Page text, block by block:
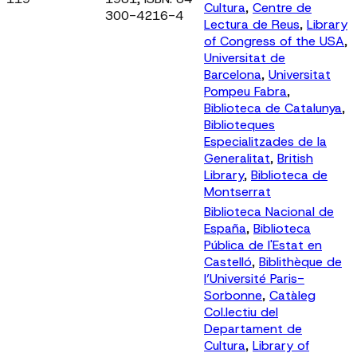
300-4216-4
Cultura, Centre de
Lectura de Reus, Library
of Congress of the USA,
Universitat de
Barcelona, Universitat
Pompeu Fabra,
Biblioteca de Catalunya,
Biblioteques
Especialitzades de la
Generalitat, British
Library, Biblioteca de
Montserrat
Biblioteca Nacional de
España, Biblioteca
Pública de l'Estat en
Castelló, Biblithèque de
l’Université Paris-
Sorbonne, Catàleg
Col.lectiu del
Departament de
Cultura, Library of